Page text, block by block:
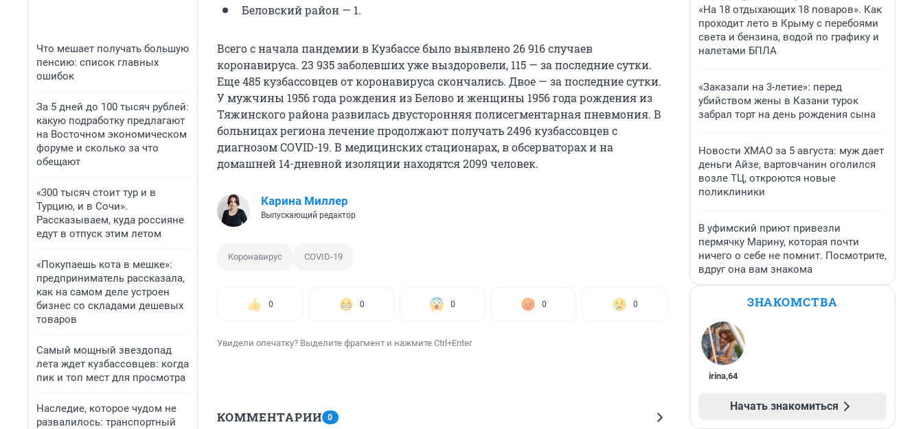
Что мешает получать большую
пенсию: список главных
ошибок
За 5 дней до 100 тысяч рублей:
какую подработку предлагают
на Восточном экономическом
форуме и сколько за что
обещают
«300 тысяч стоит тур и в
Турцию, и в Сочи».
Рассказываем, куда россияне
едут в отпуск этим летом
«Покупаешь кота в мешке»:
предприниматель рассказала,
как на самом деле устроен
бизнес со складами дешевых
товаров
Самый мощный звездопад
лета ждет кузбассовцев: когда
пик и топ мест для просмотра
Наследие, которое чудом не
развалилось: транспортный
Беловский район — 1.
Всего с начала пандемии в Кузбассе было выявлено 26 916 случаев
коронавируса. 23 935 заболевших уже выздоровели, 115 — за последние сутки.
Еще 485 кузбассовцев от коронавируса скончались. Двое — за последние сутки.
У мужчины 1956 года рождения из Белово и женщины 1956 года рождения из
Тяжинского района развилась двусторонняя полисегментарная пневмония. В
больницах региона лечение продолжают получать 2496 кузбассовцев с
диагнозом COVID-19. В медицинских стационарах, в обсерваторах и на
домашней 14-дневной изоляции находятся 2099 человек.
Карина Миллер
Выпускающий редактор
Коронавирус COVID-19
0 0 0 0 0
Увидели опечатку? Выделите фрагмент и нажмите Ctrl+Enter
КОММЕНТАРИИ 0
«На 18 отдыхающих 18 поваров». Как
проходит лето в Крыму с перебоями
света и бензина, водой по графику и
налетами БПЛА
«Заказали на 3-летие»: перед
убийством жены в Казани турок
забрал торт на день рождения сына
Новости ХМАО за 5 августа: муж дает
деньги Айзе, вартовчанин оголился
возле ТЦ, откроются новые
поликлиники
В уфимский приют привезли
пермячку Марину, которая почти
ничего о себе не помнит. Посмотрите,
вдруг она вам знакома
ЗНАКОМСТВА
irina,64
Начать знакомиться